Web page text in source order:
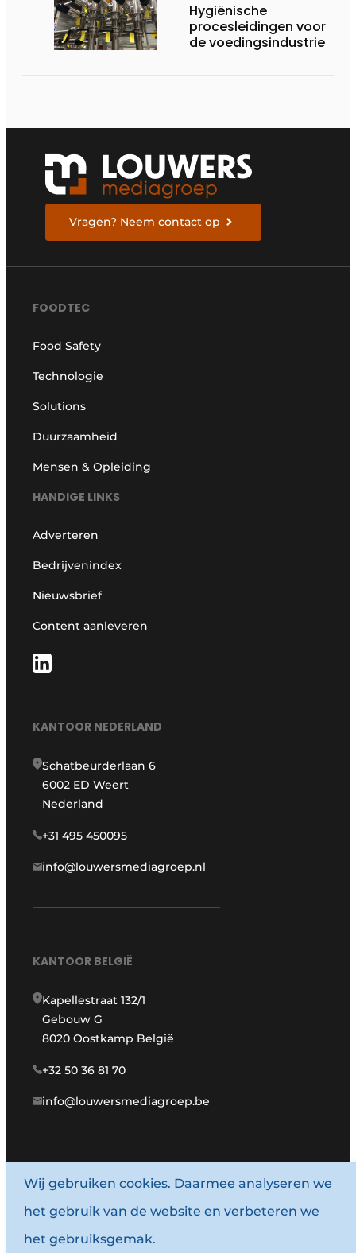
Hygiënische
procesleidingen voor
de voedingsindustrie
Vragen? Neem contact op
FOODTEC
Food Safety
Technologie
Solutions
Duurzaamheid
Mensen & Opleiding
HANDIGE LINKS
Adverteren
Bedrijvenindex
Nieuwsbrief
Content aanleveren
KANTOOR NEDERLAND
Schatbeurderlaan 6
6002 ED Weert
Nederland
+31 495 450095
info@louwersmediagroep.nl
KANTOOR BELGIË
Kapellestraat 132/1
Gebouw G
8020 Oostkamp België
+32 50 36 81 70
info@louwersmediagroep.be
www.louwersmediagroep.com
© 1987 - 2026 Louwersmediagroep.
Algemene voorwaarden
Wij gebruiken cookies. Daarmee analyseren we
het gebruik van de website en verbeteren we
het gebruiksgemak.